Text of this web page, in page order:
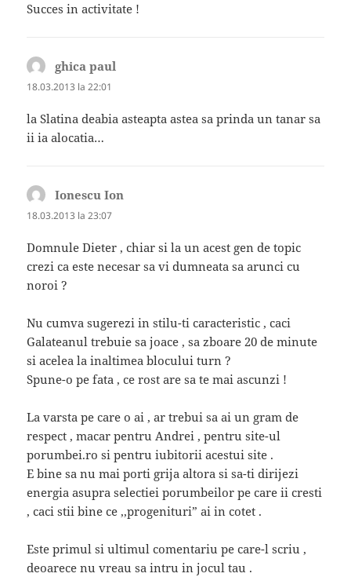
Succes in activitate !
ghica paul
18.03.2013 la 22:01
la Slatina deabia asteapta astea sa prinda un tanar sa
ii ia alocatia…
Ionescu Ion
18.03.2013 la 23:07
Domnule Dieter , chiar si la un acest gen de topic
crezi ca este necesar sa vi dumneata sa arunci cu
noroi ?
Nu cumva sugerezi in stilu-ti caracteristic , caci
Galateanul trebuie sa joace , sa zboare 20 de minute
si acelea la inaltimea blocului turn ?
Spune-o pe fata , ce rost are sa te mai ascunzi !
La varsta pe care o ai , ar trebui sa ai un gram de
respect , macar pentru Andrei , pentru site-ul
porumbei.ro si pentru iubitorii acestui site .
E bine sa nu mai porti grija altora si sa-ti dirijezi
energia asupra selectiei porumbeilor pe care ii cresti
, caci stii bine ce ,,progenituri” ai in cotet .
Este primul si ultimul comentariu pe care-l scriu ,
deoarece nu vreau sa intru in jocul tau .